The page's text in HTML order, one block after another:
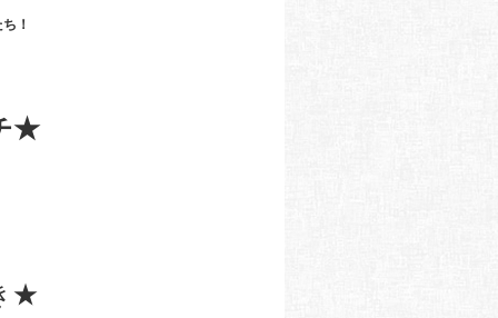
！
★
★